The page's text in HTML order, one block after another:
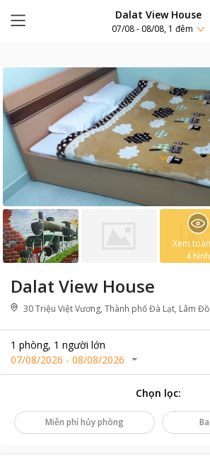
Dalat View House
07/08 - 08/08, 1 đêm
Dalat View House
30 Triệu Việt Vương, Thành phố Đà Lạt, Lâm
1 phòng, 1 người lớn
07/08/2026 - 08/08/2026
Xem
4 hình
Chọn lọc:
Miễn phí hủy phòng